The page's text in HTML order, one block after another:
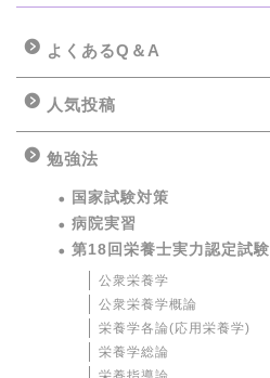
よくあるQ＆A
人気投稿
勉強法
国家試験対策
病院実習
第18回栄養士実力認定試験
公衆栄養学
公衆栄養学概論
栄養学各論(応用栄養学)
栄養学総論